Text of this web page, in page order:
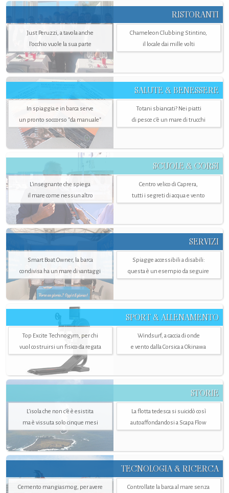
RISTORANTI
Just Peruzzi, a tavola anche
l’occhio vuole la sua parte
Chameleon Clubbing Stintino,
il locale dai mille volti
SALUTE & BENESSERE
In spiaggia e in barca serve
un pronto soccorso "da manuale"
Totani sbiancati? Nei piatti
di pesce c'è un mare di trucchi
SCUOLE & CORSI
L'insegnante che spiega
il mare come nessun altro
Centro velico di Caprera,
tutti i segreti di acqua e vento
SERVIZI
Smart Boat Owner, la barca
condivisa ha un mare di vantaggi
Spiagge accessibili a disabili:
questa è un esempio da seguire
SPORT & ALLENAMENTO
Top Excite Technogym, per chi
vuol costruirsi un fisico da regata
Windsurf, a caccia di onde
e vento dalla Corsica a Okinawa
STORIE
L’isola che non c'è è esistita
ma è vissuta solo cinque mesi
La flotta tedesca si suicidò così
autoaffondandosi a Scapa Flow
TECNOLOGIA & RICERCA
Cemento mangiasmog, per avere
Controllate la barca al mare senza